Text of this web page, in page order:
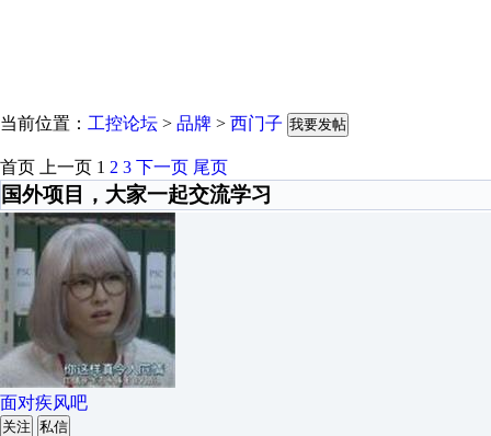
当前位置： 工控论坛 > 品牌 > 西门子 我要发帖
首页 上一页 1 2 3 下一页 尾页
国外项目，大家一起交流学习
面对疾风吧
关注 私信